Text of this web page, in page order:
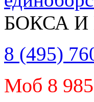
БОКСА
8 (495)
Моб 8